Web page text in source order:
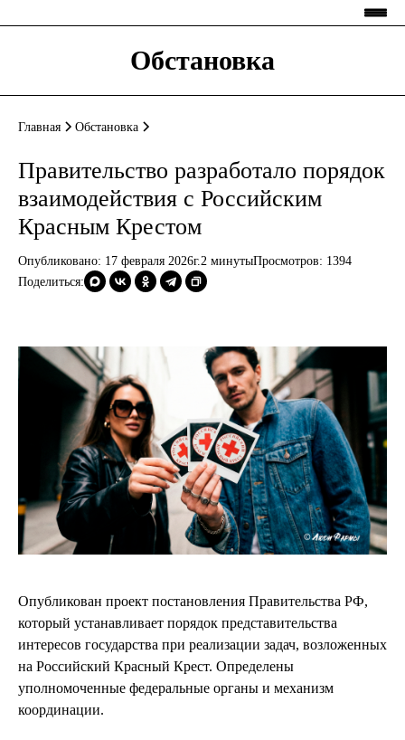
Обстановка
Главная Обстановка
Правительство разработало порядок
взаимодействия с Российским
Красным Крестом
Опубликовано: 17 февраля 2026г.2 минутыПросмотров: 1394
Поделиться:
Опубликован проект постановления Правительства РФ,
который устанавливает порядок представительства
интересов государства при реализации задач, возложенных
на Российский Красный Крест. Определены
уполномоченные федеральные органы и механизм
координации.